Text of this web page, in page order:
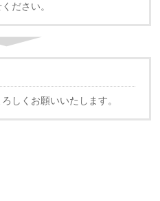
ださい。
しくお願いいたします。